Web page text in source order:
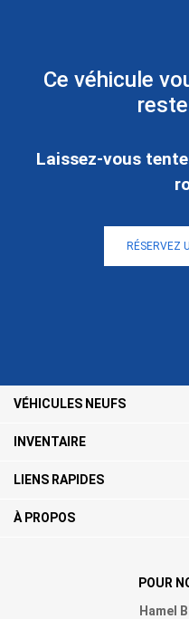
Ce véhicule
Laissez-vous
RÉSERVEZ
POUR
Hamel
VÉHICULES NEUFS
INVENTAIRE
LIENS RAPIDES
À PROPOS